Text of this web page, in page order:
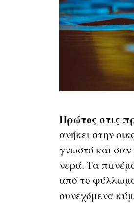
Πρώτος στις
ανήκει στην
γνωστό και
νερά. Τα
από το
συνεχόμενα